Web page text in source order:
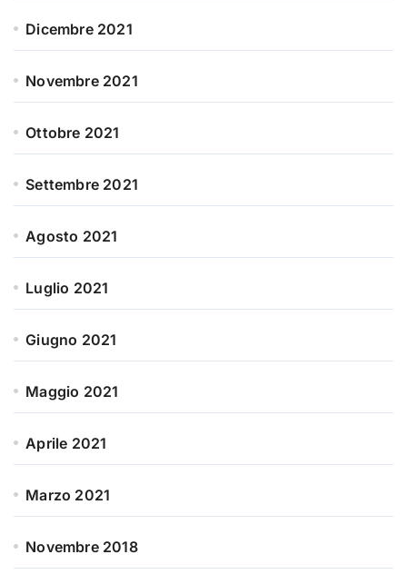
Dicembre 2021
Novembre 2021
Ottobre 2021
Settembre 2021
Agosto 2021
Luglio 2021
Giugno 2021
Maggio 2021
Aprile 2021
Marzo 2021
Novembre 2018